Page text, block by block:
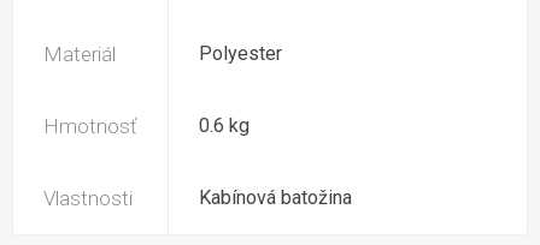
Materiál Polyester
Hmotnosť 0.6 kg
Vlastnosti Kabínová batožina